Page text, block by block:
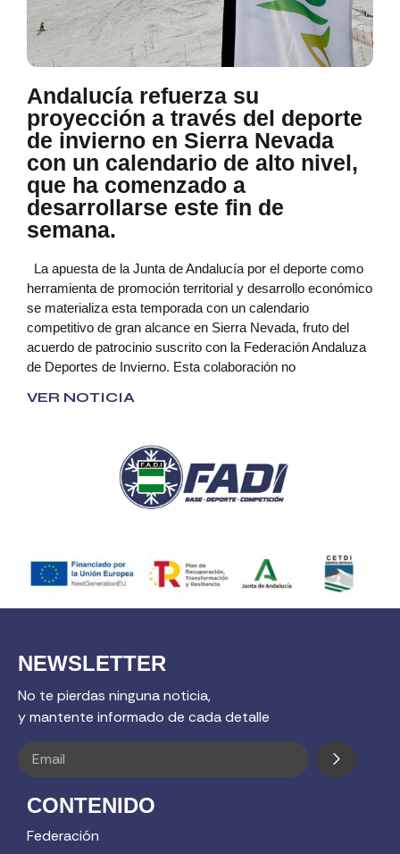
Andalucía refuerza su
proyección a través del deporte
de invierno en Sierra Nevada
con un calendario de alto nivel,
que ha comenzado a
desarrollarse este fin de
semana.
La apuesta de la Junta de Andalucía por el deporte como
herramienta de promoción territorial y desarrollo económico
se materializa esta temporada con un calendario
competitivo de gran alcance en Sierra Nevada, fruto del
acuerdo de patrocinio suscrito con la Federación Andaluza
de Deportes de Invierno. Esta colaboración no
VER NOTICIA
NEWSLETTER
No te pierdas ninguna noticia,
y mantente informado de cada detalle
CONTENIDO
Federación